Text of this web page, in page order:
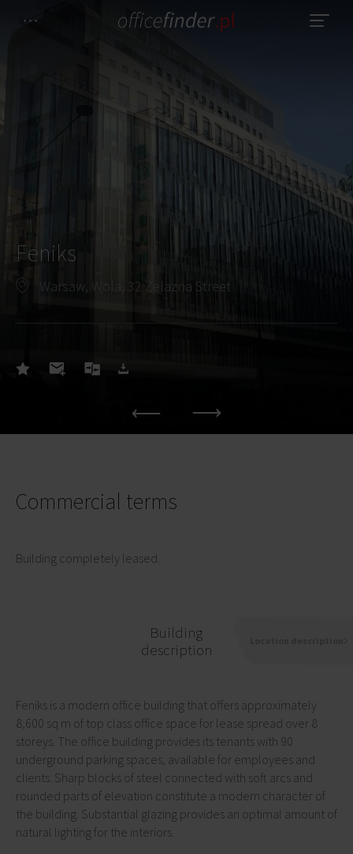
Feniks
Warsaw, Wola, 32 Żelazna Street
Commercial terms
Building completely leased.
Building
description
Feniks is a modern office building that offers approximately
8,600 sq m of top class office space for lease spread over 8
storeys. The office building provides its tenants with 90
underground parking spaces, available for employees and
clients. Sharp blocks of steel connected with soft arcs and
rounded parts of elevation constitute a modern character of
the building. Substantial glazing provides an optimal amount of
natural lighting for the interiors.